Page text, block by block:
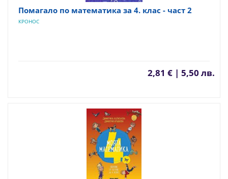
Помагало по математика за 4. клас - част 2
КРОНОС
2,81 € | 5,50 лв.